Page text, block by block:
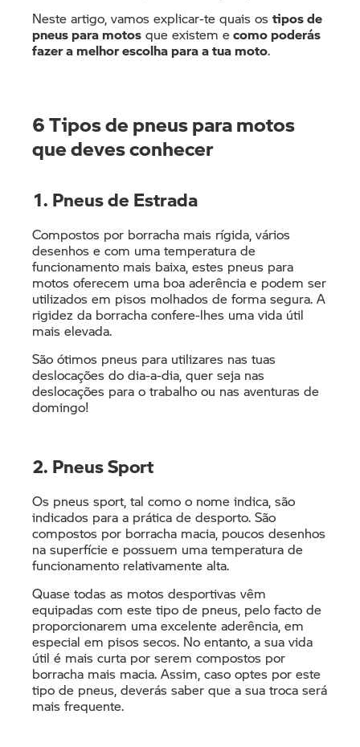
Neste artigo, vamos explicar-te quais os tipos de
pneus para motos que existem ecomo poderás
fazer a melhor escolha para a tua moto.
6 Tipos de pneus para motos
que deves conhecer
1. Pneus de Estrada
Compostos por borracha mais rígida, vários
desenhos e com uma temperatura de
funcionamento mais baixa, estes pneus para
motos oferecem uma boa aderência e podem ser
utilizados em pisos molhados de forma segura. A
rigidez da borracha confere-lhes uma vida útil
mais elevada.
São ótimos pneus para utilizares nas tuas
deslocações do dia-a-dia, quer seja nas
deslocações para o trabalho ou nas aventuras de
domingo!
2. Pneus Sport
Os pneus sport, tal como o nome indica, são
indicados para a prática de desporto. São
compostos por borracha macia, poucos desenhos
na superfície e possuem uma temperatura de
funcionamento relativamente alta.
Quase todas as motos desportivas vêm
equipadas com este tipo de pneus, pelo facto de
proporcionarem uma excelente aderência, em
especial em pisos secos. No entanto, a sua vida
útil é mais curta por serem compostos por
borracha mais macia. Assim, caso optes por este
tipo de pneus, deverás saber que a sua troca será
mais frequente.